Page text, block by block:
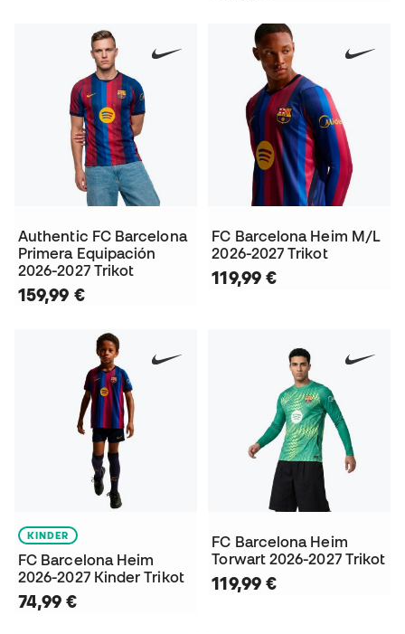
Authentic FC Barcelona
Primera Equipación
2026-2027 Trikot
159,99 €
FC Barcelona Heim M/L
2026-2027 Trikot
119,99 €
KINDER
FC Barcelona Heim
2026-2027 Kinder Trikot
74,99 €
FC Barcelona Heim
Torwart 2026-2027 Trikot
119,99 €